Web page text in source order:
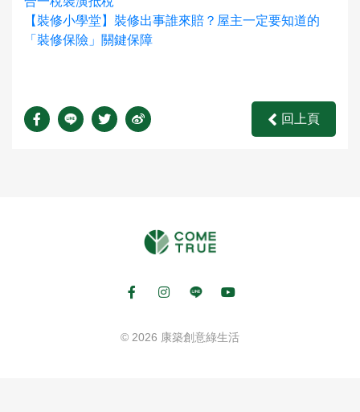
【裝修小學堂】裝修出事誰來賠？屋主一定要知道的
「裝修保險」關鍵保障
回上頁
© 2026 康築創意綠生活